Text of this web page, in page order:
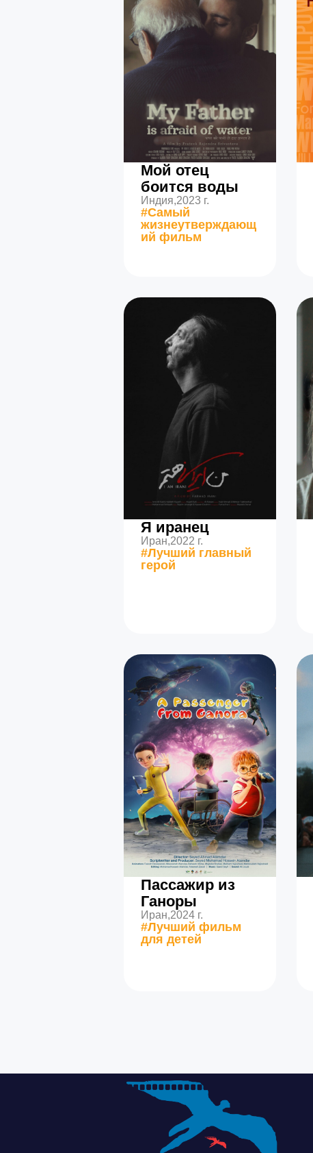
Мой отец
боится воды
Индия,2023 г.
#Самый
жизнеутверждающ
ий фильм
Я иранец
Иран,2022 г.
#Лучший главный
герой
Пассажир из
Ганоры
Иран,2024 г.
#Лучший фильм
для детей